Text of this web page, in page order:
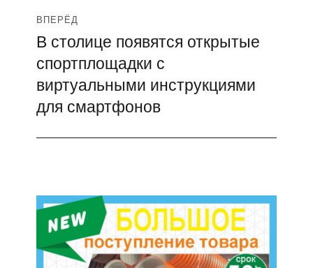
ВПЕРЁД
Следующая
запись:
В столице появятся открытые
спортплощадки с
виртуальными инструкциями
для смартфонов